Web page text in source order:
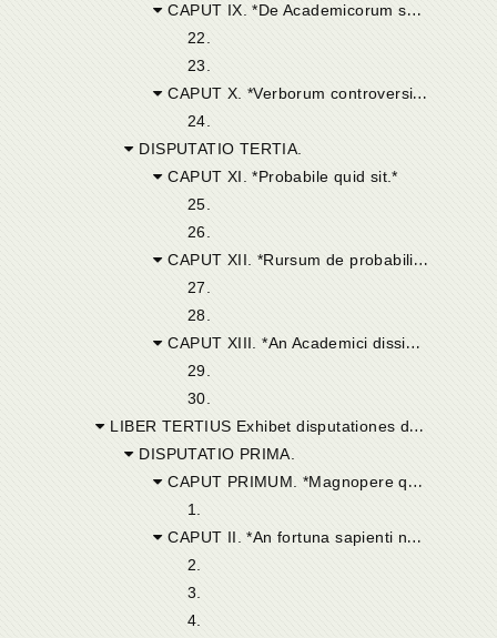
CAPUT IX. *De Academicorum sententia serio deinceps disputandum.*
22.
23.
CAPUT X. *Verborum controversia non est quae habetur cum Academicis, sed rerum.*
24.
DISPUTATIO TERTIA.
CAPUT XI. *Probabile quid sit.*
25.
26.
CAPUT XII. *Rursum de probabili et verisimili.*
27.
28.
CAPUT XIII. *An Academici dissimularint se scire verum.*
29.
30.
LIBER TERTIUS Exhibet disputationes duas, quarum initio statuitur fortunam nihil sive adjumento sive impedimento esse sapienti. Mox Augustinus, repugnante pro susceptis partibus Alypio, probat nonnihil sciri a sapiente, utpote qui saltem sapientiam noverit. Deinde Zenonis definitionem discutit, et duo illa redarguit Academicorum placita: « Nihil percipi posse; » et, « Nulli rei debere assentiri. » Dicit demum videri sibi Academicos non ita sensisse uti vulgo existimantur.
DISPUTATIO PRIMA.
CAPUT PRIMUM. *Magnopere quaerenda veritas unde pendet vita beata.*
1.
CAPUT II. *An fortuna sapienti necessaria.*
2.
3.
4.